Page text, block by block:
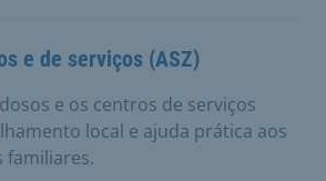
e de serviços (ASZ)
e os centros de serviços
local e ajuda prática aos
familiares.